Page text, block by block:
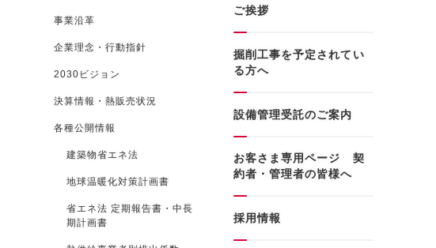
事業沿革
企業理念・行動指針
2030ビジョン
決算情報・熱販売状況
各種公開情報
建築物省エネ法
地球温暖化対策計画書
省エネ法 定期報告書・中長
期計画書
ご挨拶
掘削工事を予定されてい
る方へ
設備管理受託のご案内
お客さま専用ページ 契
約者・管理者の皆様へ
採用情報